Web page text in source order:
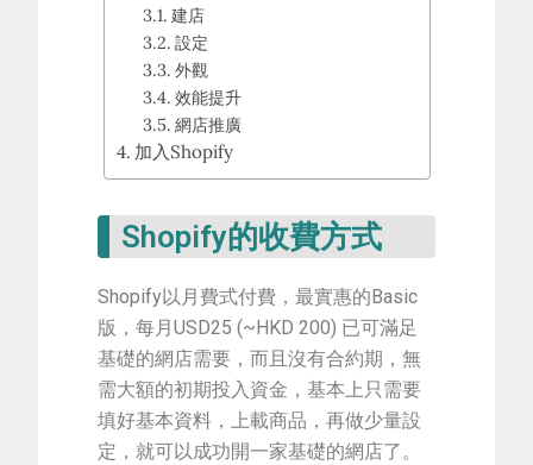
建店
設定
外觀
效能提升
網店推廣
加入Shopify
Shopify的收費方式
Shopify以月費式付費，最實惠的Basic
版，每月USD25 (~HKD 200) 已可滿足
基礎的網店需要，而且沒有合約期，無
需大額的初期投入資金，基本上只需要
填好基本資料，上載商品，再做少量設
定，就可以成功開一家基礎的網店了。